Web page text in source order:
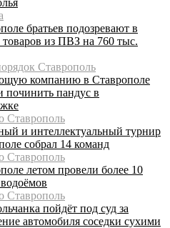
братьев подозревают в
из ПВЗ на 760 тыс.
Ставрополь
компанию в Ставрополе
починить пандус в
Ставрополь
и интеллектуальный турнир
собрал 14 команд
Ставрополь
летом провели более 10
Ставрополь
пойдёт под суд за
автомобиля соседки сухими